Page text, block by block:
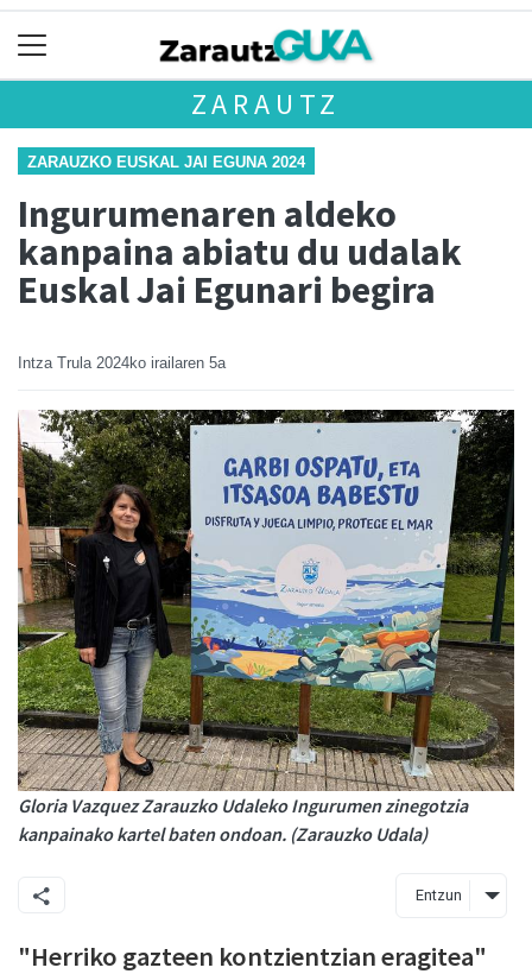
ZARAUTZ
ZARAUZKO EUSKAL JAI EGUNA 2024
Ingurumenaren aldeko
kanpaina abiatu du udalak
Euskal Jai Egunari begira
Intza Trula 2024ko irailaren 5a
Gloria Vazquez Zarauzko Udaleko Ingurumen zinegotzia
kanpainako kartel baten ondoan. (Zarauzko Udala)
Entzun
"Herriko gazteen kontzientzian eragitea"